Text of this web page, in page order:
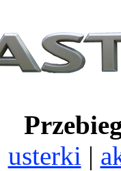
usterki |